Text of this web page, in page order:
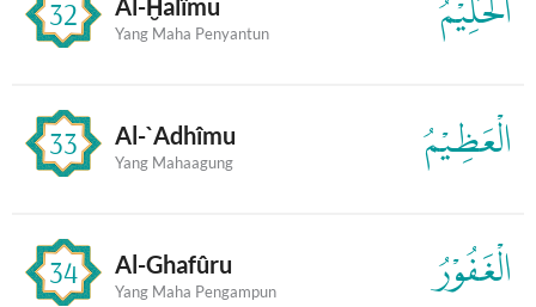
32
Yang Maha Penyantun الْحَلِيْمُ
33 Al-`Adhîmu
Yang Mahaagung الْعَظِيْمُ
34 Al-Ghafûru
Yang Maha Pengampun الْغَفُوْرُ